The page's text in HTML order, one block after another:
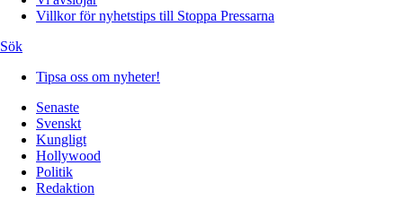
Villkor för nyhetstips till Stoppa Pressarna
Sök
Tipsa oss om nyheter!
Senaste
Svenskt
Kungligt
Hollywood
Politik
Redaktion